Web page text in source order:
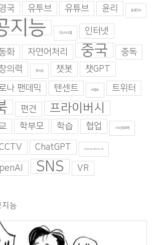
국 유투브 유튜브 윤리 음성인식
지능 인스타그램 인터넷
화 자연어처리 중국
중독
의력 창의성 챗봇
챗GPT
나 팬데믹 텐센트 트럼프 트위터
편견 프라이버시
학부모 학습 협업 4차산업혁명
ChatGPT Generative AI
SNS VR
지능